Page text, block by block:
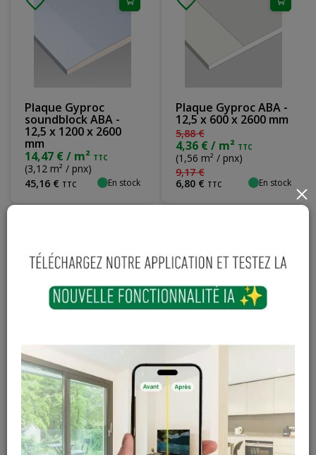
Plaque Gyproc
soundblock ABA -
12,5 x 1200 x 2600
mm
14,47 € / m² TTC
(3,12 m² / pnx)
45,16 € TTC En stock
Plaque Gyproc ABA -
12,5 x 600 x 2600 mm
5,88€
4,36 € / m² TTC
(1,56 m² / pnx)
9,17€
6,80 € TTC En stock
rapide 45mm - 1000
pces
42,92€ TTC En stock
ABA - 12,5 x 600 x
10,68 € / m²
(1,56 m² / pnx)
€
×